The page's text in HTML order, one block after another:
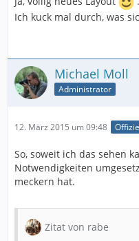
Ich kuck mal durch, was
Michael Moll
Administrator
12. März 2015 um 09:48
So, soweit ich das sehen
Notwendigkeiten
meckern hat.
Zitat von rabe